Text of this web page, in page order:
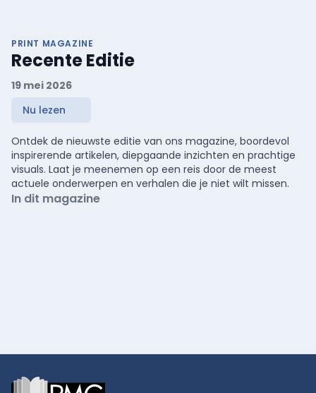
PRINT MAGAZINE
Recente Editie
19 mei 2026
Nu lezen
Ontdek de nieuwste editie van ons magazine, boordevol
inspirerende artikelen, diepgaande inzichten en prachtige
visuals. Laat je meenemen op een reis door de meest
actuele onderwerpen en verhalen die je niet wilt missen.
In dit magazine
Footer